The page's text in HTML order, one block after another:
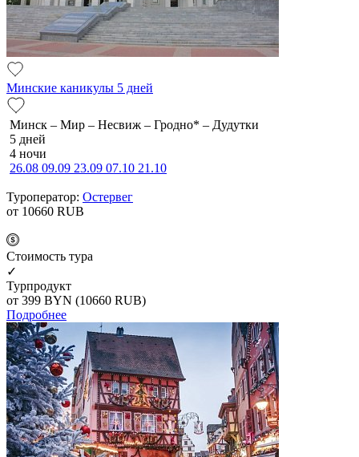
Минские каникулы 5 дней
Минск – Мир – Несвиж – Гродно* – Дудутки
5 дней
4 ночи
26.08 09.09 23.09 07.10 21.10
Туроператор: Остервег
от 10660 RUB
Cтоимость тура
✓
Турпродукт
от 399 BYN (10660 RUB)
Подробнее